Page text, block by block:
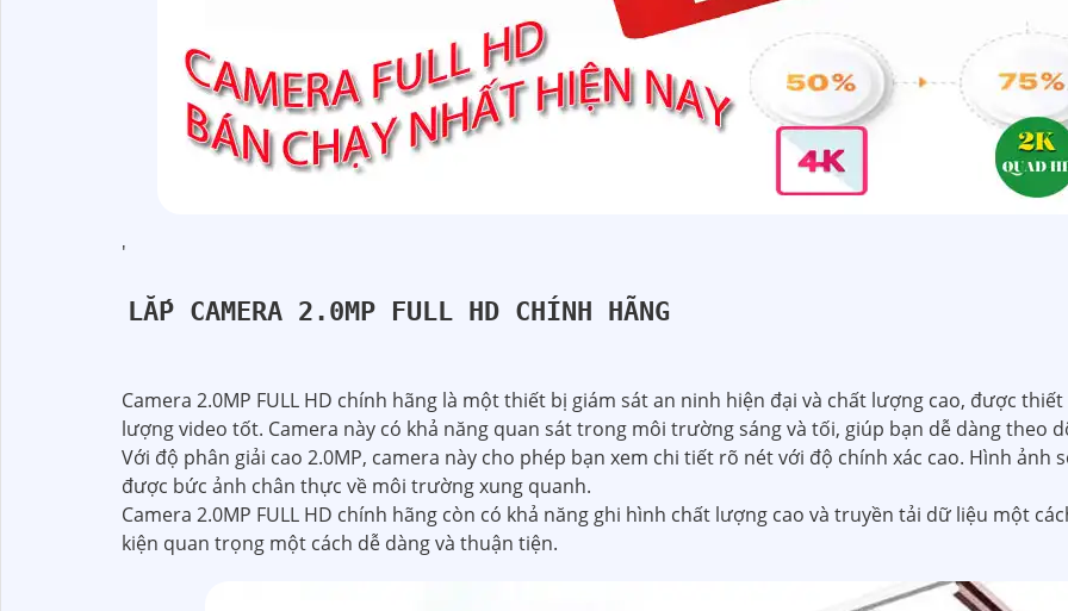
'
LẮP CAMERA 2.0MP FULL HD CHÍNH HÃNG
Camera 2.0MP FULL HD chính hãng là một thiết bị giám sát an ninh hiện đại và chất lượng cao, được
lượng video tốt. Camera này có khả năng quan sát trong môi trường sáng và tối, giúp bạn dễ dàng theo
Với độ phân giải cao 2.0MP, camera này cho phép bạn xem chi tiết rõ nét với độ chính xác cao. Hình
được bức ảnh chân thực về môi trường xung quanh.
Camera 2.0MP FULL HD chính hãng còn có khả năng ghi hình chất lượng cao và truyền tải dữ liệu một
kiện quan trọng một cách dễ dàng và thuận tiện.